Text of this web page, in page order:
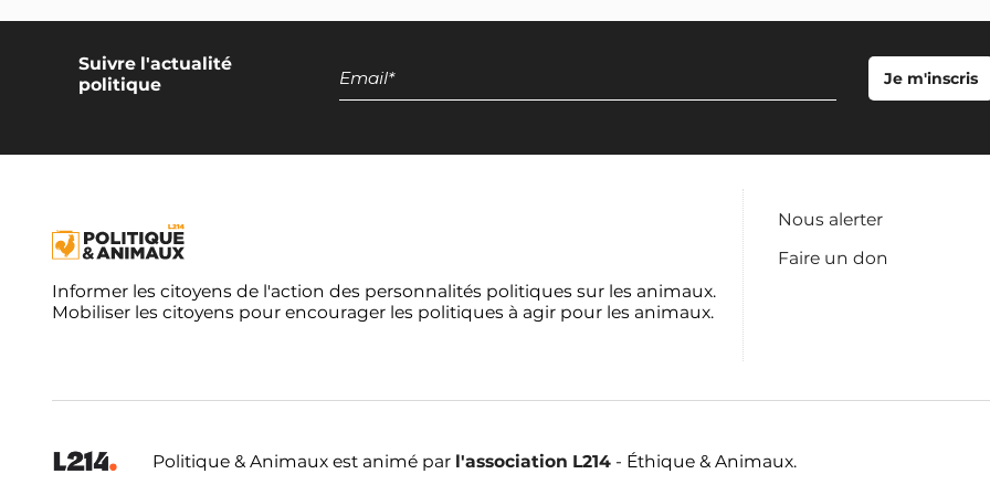
50% de menus végétariens et végétaliens
Développement des productions
Encadrement national des discours
Exclusion de l'élevage intensif et de la
Campagne européenne
Suivre l'actualité
politique
Informer les citoyens de l'action des personnalités politiques sur les animaux.
Mobiliser les citoyens pour encourager les politiques à agir pour les animaux.
Nous alerter
Faire un don
Politique & Animaux est animé par l'association L214 - Éthique & Animaux.